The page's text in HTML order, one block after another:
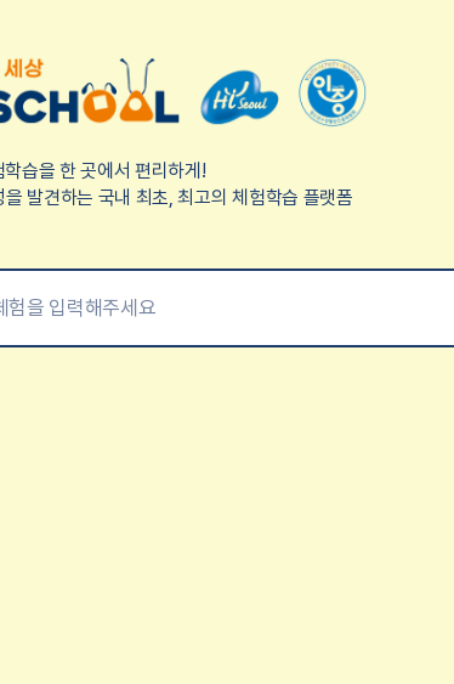
습을 한 곳에서 편리하게!
발견하는 국내 최초, 최고의 체험학습 플랫폼